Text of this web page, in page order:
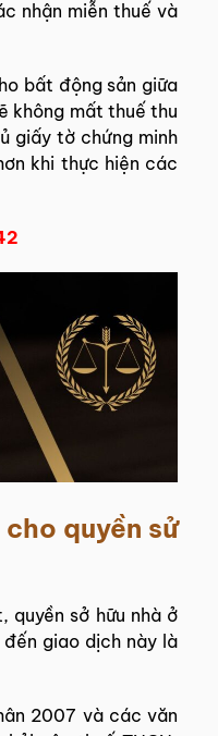
nhận miễn thuế và
bất động sản giữa
không mất thuế thu
giấy tờ chứng minh
khi thực hiện các
quyền sử
quyền sở hữu nhà ở
giao dịch này là
2007 và các văn